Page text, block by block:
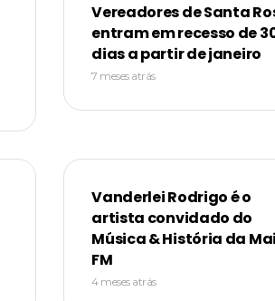
Vereadores de Santa
entram em recesso de
dias a partir de janeiro
7 meses atrás
Vanderlei Rodrigo é o
artista convidado do
Música & História da
FM
4 meses atrás